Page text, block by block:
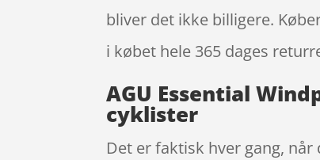
bliver det ikke billigere.
i købet hele 365 dages
AGU Essential
cyklister
Det er faktisk hver gang,